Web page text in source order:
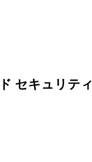
セキュリティ